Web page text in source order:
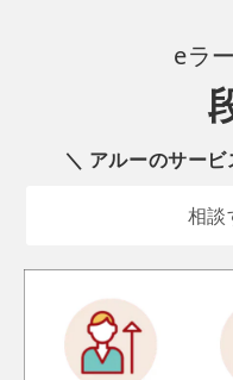
eラ
＼ アルーのサー
相談